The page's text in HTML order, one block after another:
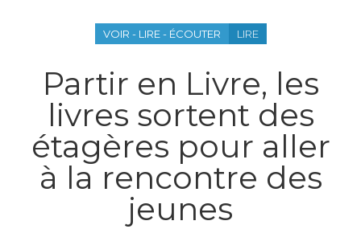
VOIR - LIRE - ÉCOUTER LIRE
Partir en Livre, les
livres sortent des
étagères pour aller
à la rencontre des
jeunes